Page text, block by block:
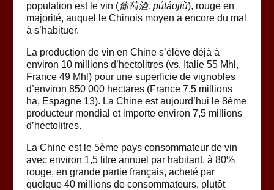
population est le vin (葡萄酒, pútáojiŭ), rouge en
majorité, auquel le Chinois moyen a encore du mal
à s’habituer.
La production de vin en Chine s’élève déjà à
environ 10 millions d’hectolitres (vs. Italie 55 Mhl,
France 49 Mhl) pour une superficie de vignobles
d’environ 850 000 hectares (France 7,5 millions
ha, Espagne 13). La Chine est aujourd’hui le 8ème
producteur mondial et importe environ 7,5 millions
d’hectolitres.
La Chine est le 5ème pays consommateur de vin
avec environ 1,5 litre annuel par habitant, à 80%
rouge, en grande partie français, acheté par
quelque 40 millions de consommateurs, plutôt